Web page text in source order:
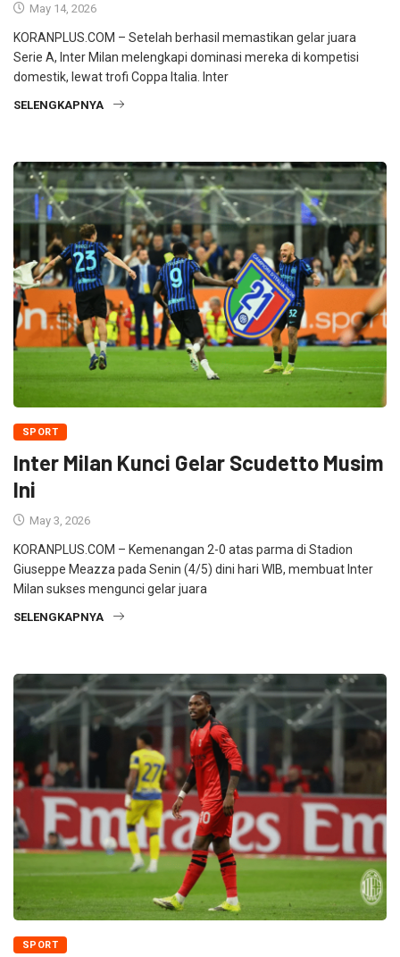
May 14, 2026
KORANPLUS.COM – Setelah berhasil memastikan gelar juara
Serie A, Inter Milan melengkapi dominasi mereka di kompetisi
domestik, lewat trofi Coppa Italia. Inter
SELENGKAPNYA
SPORT
Inter Milan Kunci Gelar Scudetto Musim
Ini
May 3, 2026
KORANPLUS.COM – Kemenangan 2-0 atas parma di Stadion
Giuseppe Meazza pada Senin (4/5) dini hari WIB, membuat Inter
Milan sukses mengunci gelar juara
SELENGKAPNYA
SPORT